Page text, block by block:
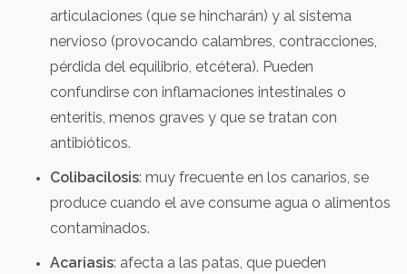
articulaciones (que se hincharán) y al sistema
nervioso (provocando calambres, contracciones,
pérdida del equilibrio, etcétera). Pueden
confundirse con inflamaciones intestinales o
enteritis, menos graves y que se tratan con
antibióticos.
Colibacilosis: muy frecuente en los canarios, se
produce cuando el ave consume agua o alimentos
contaminados.
Acariasis: afecta a las patas, que pueden